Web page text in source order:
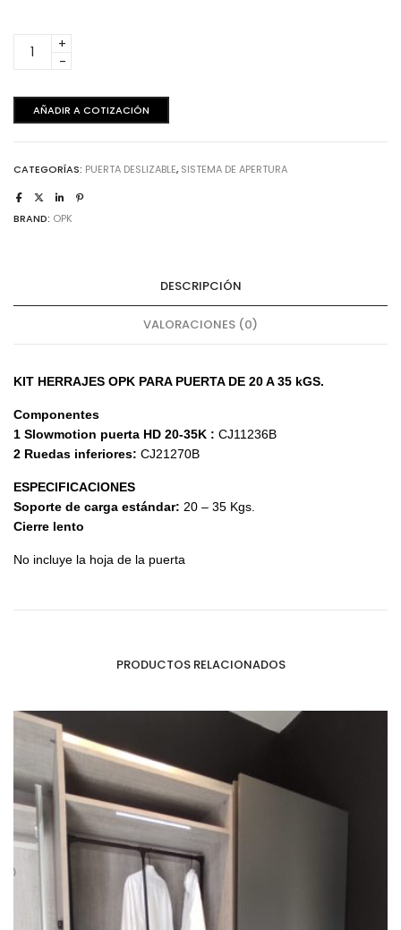
herrajes
puerta
20-
cantidad
AÑADIR A COTIZACIÓN
CATEGORÍAS: PUERTA DESLIZABLE, SISTEMA DE APERTURA
BRAND: OPK
DESCRIPCIÓN
VALORACIONES (0)
KIT HERRAJES OPK PARA PUERTA DE 20 A 35 kGS.
Componentes
1 Slowmotion puerta HD 20-35K : CJ11236B
2 Ruedas inferiores: CJ21270B
ESPECIFICACIONES
Soporte de carga estándar: 20 – 35 Kgs.
Cierre lento
No incluye la hoja de la puerta
PRODUCTOS RELACIONADOS